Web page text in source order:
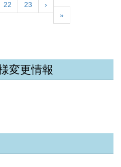
22 23
›
»
変更情報